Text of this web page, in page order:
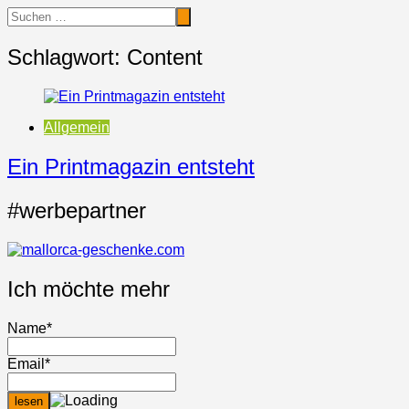
Schlagwort: Content
Allgemein
Ein Printmagazin entsteht
#werbepartner
Ich möchte mehr
Name*
Email*